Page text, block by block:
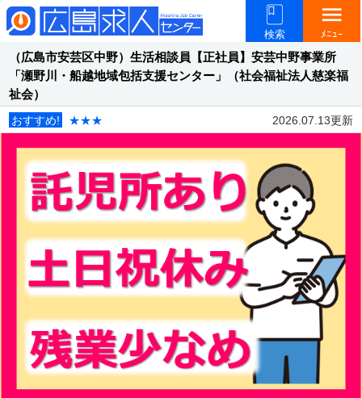
検索
menu
ﾒﾆｭｰ
（広島市安芸区中野）生活相談員【正社員】安芸中野事業所
「瀬野川・船越地域包括支援センター」（社会福祉法人慈楽福
祉会）
おすすめ! ★★★ 2026.07.13更新